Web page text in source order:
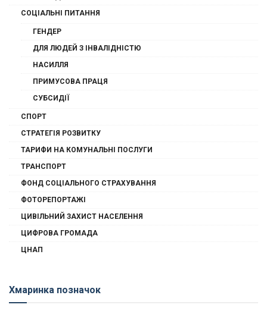
СОЦІАЛЬНІ ПИТАННЯ
ГЕНДЕР
ДЛЯ ЛЮДЕЙ З ІНВАЛІДНІСТЮ
НАСИЛЛЯ
ПРИМУСОВА ПРАЦЯ
СУБСИДІЇ
СПОРТ
СТРАТЕГІЯ РОЗВИТКУ
ТАРИФИ НА КОМУНАЛЬНІ ПОСЛУГИ
ТРАНСПОРТ
ФОНД СОЦІАЛЬНОГО СТРАХУВАННЯ
ФОТОРЕПОРТАЖІ
ЦИВІЛЬНИЙ ЗАХИСТ НАСЕЛЕННЯ
ЦИФРОВА ГРОМАДА
ЦНАП
Хмаринка позначок